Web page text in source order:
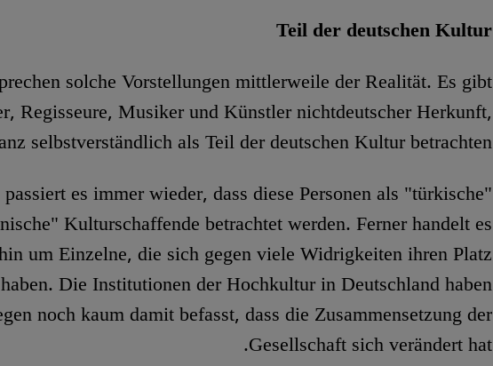
Teil der deutschen Kultur
solche Vorstellungen mittlerweile der Realität. Es gibt
Regisseure, Musiker und Künstler nichtdeutscher Herkunft,
selbstverständlich als Teil der deutschen Kultur betrachten.
es immer wieder, dass diese Personen als "türkische"
Kulturschaffende betrachtet werden. Ferner handelt es
um Einzelne, die sich gegen viele Widrigkeiten ihren Platz
Die Institutionen der Hochkultur in Deutschland haben
noch kaum damit befasst, dass die Zusammensetzung der
Gesellschaft sich verändert hat.